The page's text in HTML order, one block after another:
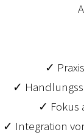
✓
✓
✓ Fokus
✓ Integration